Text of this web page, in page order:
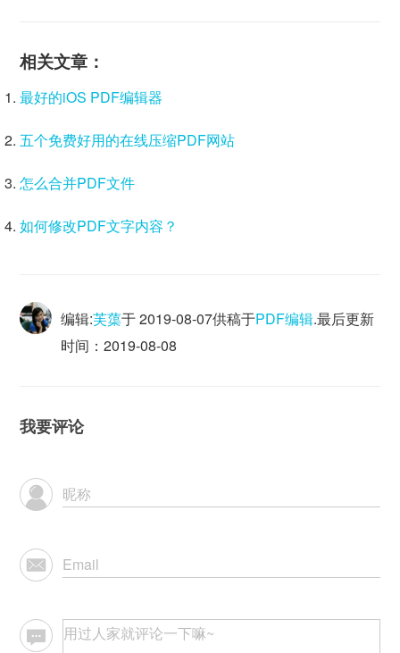
相关文章：
最好的iOS PDF编辑器
五个免费好用的在线压缩PDF网站
怎么合并PDF文件
如何修改PDF文字内容？
编辑:芙蕖于2019-08-07供稿于PDF编辑.最后更新
时间：2019-08-08
我要评论